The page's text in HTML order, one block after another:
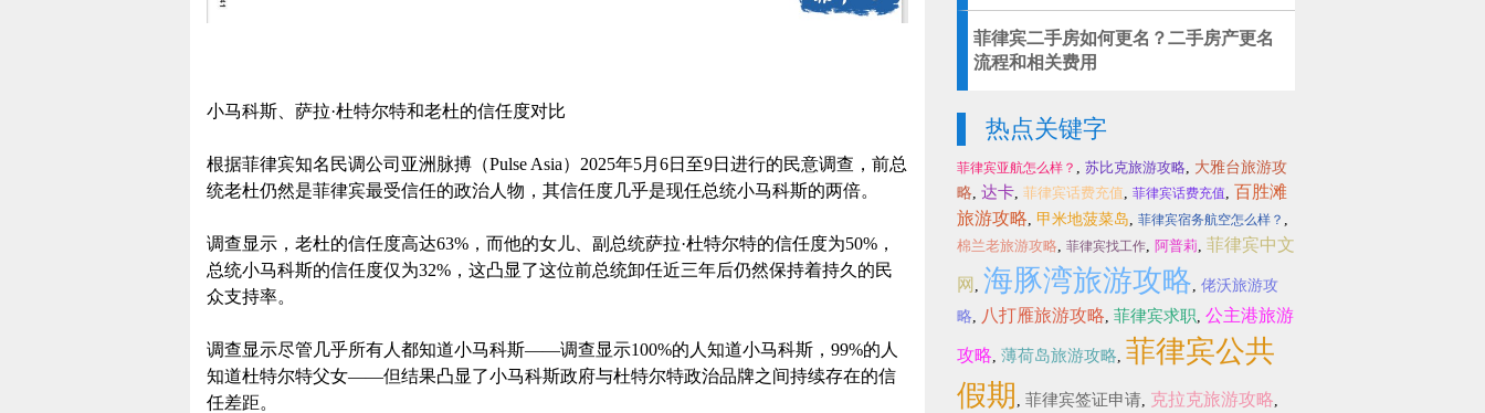
小马科斯、萨拉·杜特尔特和老杜的信任度对比
根据菲律宾知名民调公司亚洲脉搏（Pulse Asia）2025年5月6日至9日进行的民意调查，前总
统老杜仍然是菲律宾最受信任的政治人物，其信任度几乎是现任总统小马科斯的两倍。
调查显示，老杜的信任度高达63%，而他的女儿、副总统萨拉·杜特尔特的信任度为50%，
总统小马科斯的信任度仅为32%，这凸显了这位前总统卸任近三年后仍然保持着持久的民
众支持率。
调查显示尽管几乎所有人都知道小马科斯——调查显示100%的人知道小马科斯，99%的人
知道杜特尔特父女——但结果凸显了小马科斯政府与杜特尔特政治品牌之间持续存在的信
任差距。
菲律宾二手房如何更名？二手房产更名
流程和相关费用
热点关键字
菲律宾亚航怎么样？ , 苏比克旅游攻略, 大雅台旅游攻
略, 达卡, 菲律宾话费充值, 菲律宾话费充值, 百胜滩
旅游攻略, 甲米地菠菜岛, 菲律宾宿务航空怎么样？ ,
棉兰老旅游攻略, 菲律宾找工作, 阿普莉, 菲律宾中文
网 , 海豚湾旅游攻略, 佬沃旅游攻
略, 八打雁旅游攻略, 菲律宾求职, 公主港旅游
攻略, 薄荷岛旅游攻略, 菲律宾公共
假期 , 菲律宾签证申请, 克拉克旅游攻略,